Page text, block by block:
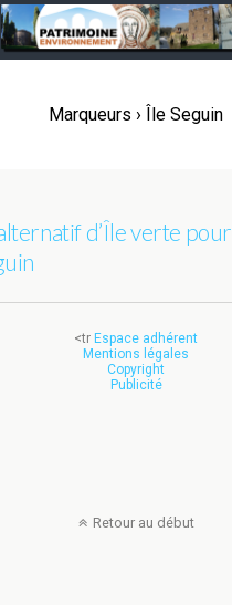
Marqueurs › Île Seguin
d’Île verte pour
<tr Espace adhérent
Mentions légales
Copyright
Publicité
Retour au début